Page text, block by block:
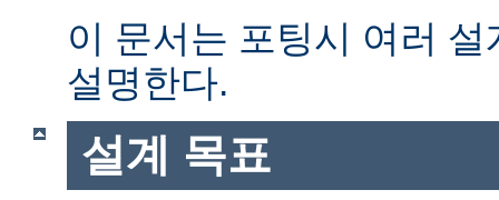
이 문서는 포팅시 여러
설명한다.
설계 목표